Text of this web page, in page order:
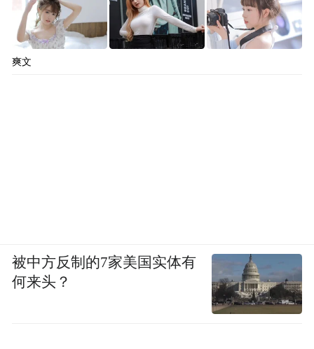
爽文
被中方反制的7家美国实体有
何来头？